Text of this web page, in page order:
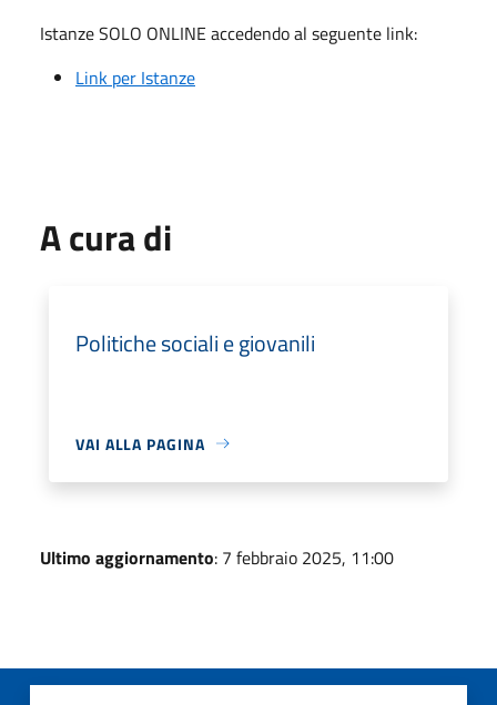
Istanze SOLO ONLINE accedendo al seguente link:
Link per Istanze
A cura di
Politiche sociali e giovanili
VAI ALLA PAGINA
Ultimo aggiornamento: 7 febbraio 2025, 11:00